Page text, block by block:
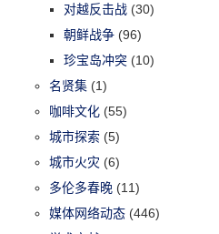
对越反击战 (30)
朝鲜战争 (96)
珍宝岛冲突 (10)
名贤集 (1)
咖啡文化 (55)
城市探索 (5)
城市火灾 (6)
多伦多春晚 (11)
媒体网络动态 (446)